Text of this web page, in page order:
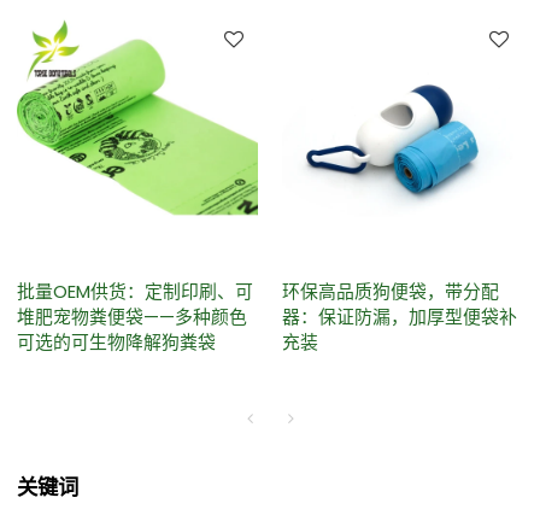
批量OEM供货：定制印刷、可
堆肥宠物粪便袋——多种颜色
可选的可生物降解狗粪袋
环保高品质狗便袋，带分配
器：保证防漏，加厚型便袋补
充装
关键词